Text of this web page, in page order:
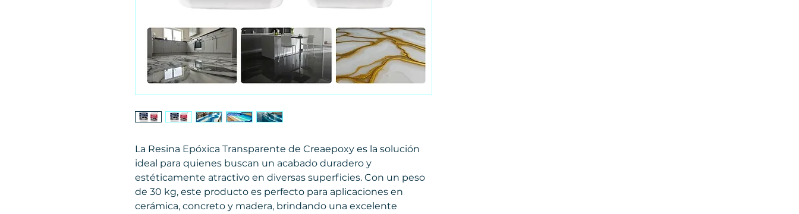
La Resina Epóxica Transparente de Creaepoxy es la solución
ideal para quienes buscan un acabado duradero y
estéticamente atractivo en diversas superficies. Con un peso
de 30 kg, este producto es perfecto para aplicaciones en
cerámica, concreto y madera, brindando una excelente